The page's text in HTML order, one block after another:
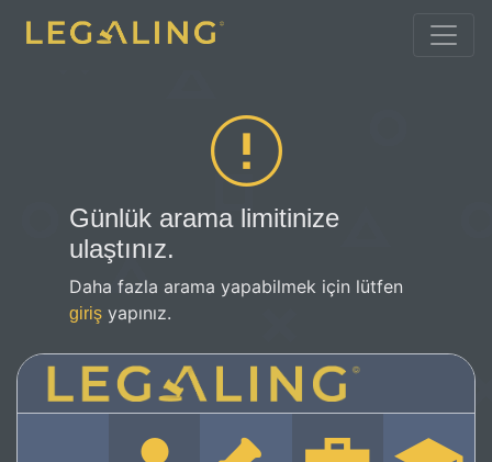
Günlük arama limitinize
ulaştınız.
Daha fazla arama yapabilmek için lütfen
giriş yapınız.